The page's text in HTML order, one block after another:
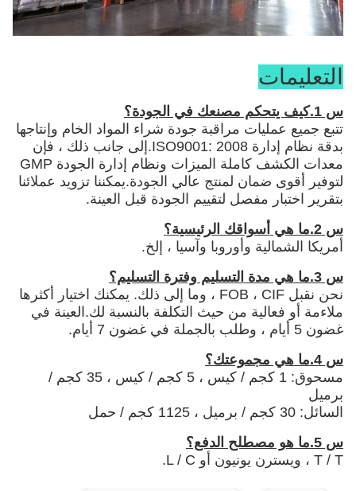
التعليمات
س 1.كيف يتحكم مصنعك في الجودة؟
تتبع جميع عمليات مراقبة جودة شراء المواد الخام وإنتاجها
بدقة نظام إدارة ISO9001: 2008.إلى جانب ذلك ، فإن
معدات الكشف كاملة الميزات ونظام إدارة الجودة GMP
لتوفير أقوى ضمان لمنتج عالي الجودة.يمكننا تزويد عملائنا
بتقرير اختبار مفصل لتقييم الجودة قبل العينة.
س 2.ما هي أسواقك الرئيسية؟
أمريكا الشمالية وأوروبا وآسيا ، إلخ.
س 3.ما هي مدة التسليم وفترة التسليم؟
نحن نقبل FOB ، CIF ، وما إلى ذلك. يمكنك اختيار أكثرها
ملاءمة أو فعالية من حيث التكلفة بالنسبة لك.العينة في
غضون 5 أيام ، وطلب بالجملة في غضون 7 أيام.
س 4.ما هي مجموعتك؟
مسحوق: 1 كجم / كيس ، 5 كجم / كيس ، 35 كجم /
برميل
السائل: 30 كجم / برميل ، 1125 كجم / حمل
س 5.ما هو مصطلح الدفع؟
T / T ، ويسترن يونيون أو L / C.